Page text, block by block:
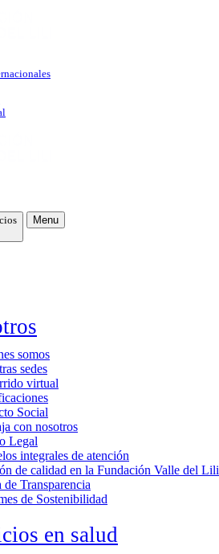
Menu
somos
sedes
virtual
Social
con nosotros
Legal
integrales de atención
de calidad en la Fundación Valle del Lili
de Transparencia
de Sostenibilidad
en salud